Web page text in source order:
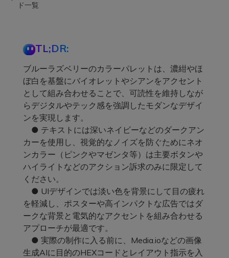
ド一覧
TL;DR:
ブルーラズベリーのカラーパレットは、濃紺やほ
ぼ白を基盤にバイオレットやシアンをアクセント
として組み合わせることで、可読性を維持しなが
らデジタルやテック感を強調したモダンなデザイ
ンを実現します。
● テキストには深いネイビーなどのダークアン
カーを使用し、視覚的なノイズを防ぐためにネオ
ンカラー（ピンクやマゼンタ等）は主要ボタンや
ハイライトなどのアクション訴求のみに限定して
ください。
● UIデザインでは淡い色を背景にして目の疲れ
を軽減し、ポスターや高インパクトな広告ではダ
ークな背景と電気的なアクセントを組み合わせる
アプローチが最適です。
● 実際の制作に入る前に、Media.ioなどの画像
生成AIに目的のHEXコードとレイアウト指示を入